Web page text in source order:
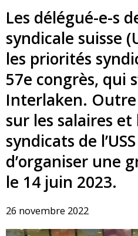
Les délégué-e-s
syndicale suisse
les priorités
57e congrès, qui
Interlaken.
sur les salaires et
syndicats de
d’organiser une
le 14 juin 2023.
26 novembre 2022